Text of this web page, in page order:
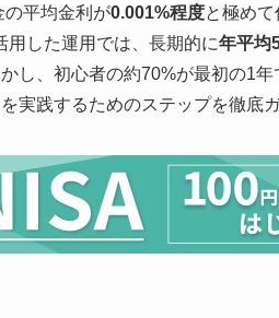
の平均金利が0.001%程度と極め
用した運用では、長期的に年平均
し、初心者の約70%が最初の1
実践するためのステップを徹底